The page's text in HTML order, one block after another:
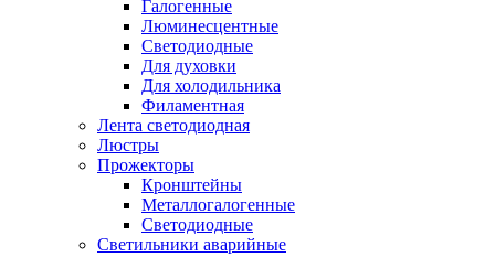
Галогенные
Люминесцентные
Светодиодные
Для духовки
Для холодильника
Филаментная
Лента светодиодная
Люстры
Прожекторы
Кронштейны
Металлогалогенные
Светодиодные
Светильники аварийные